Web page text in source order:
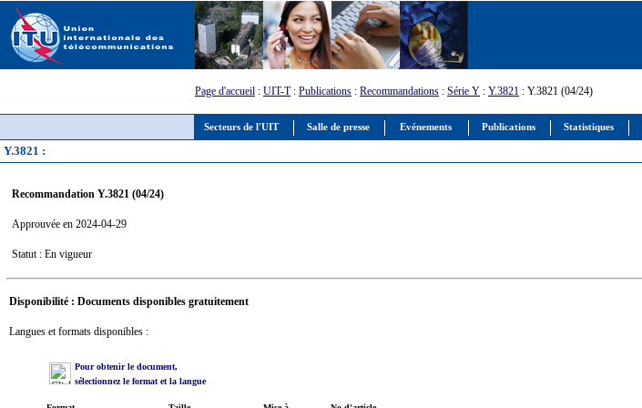
Secteurs de l'UIT Salle de presse Evénements Publications Statistiques
Page d'accueil : UIT-T: Publications : Recommandations : Série Y : Y.3821 : Y.3821 (04/24)
Y.3821 :
Recommandation Y.3821 (04/24)
Approuvée en 2024-04-29
Statut : En vigueur
Disponibilité : Documents disponibles gratuitement
Langues et formats disponibles :
Pour obtenir le document,
sélectionnez le format et la langue